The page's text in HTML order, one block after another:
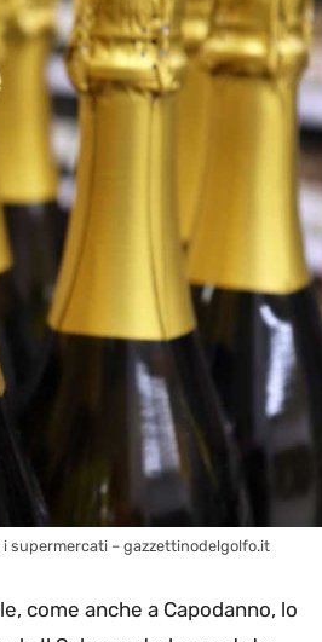
i supermercati – gazzettinodelgolfo.it
come anche a Capodanno, lo